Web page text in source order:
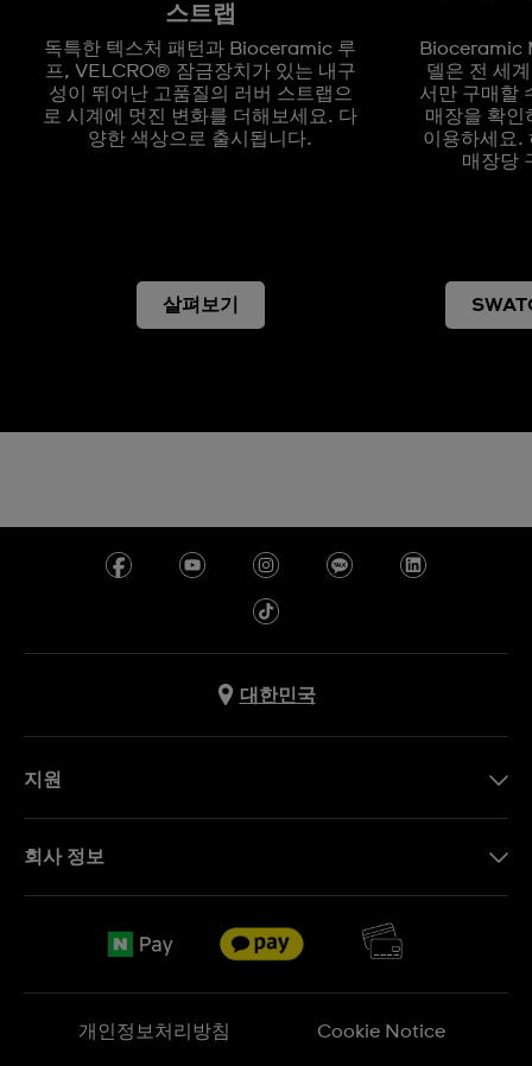
스트랩
독특한 텍스처 패턴과 Bioceramic 루
프, VELCRO® 잠금장치가 있는 내구
성이 뛰어난 고품질의 러버 스트랩으
로 시계에 멋진 변화를 더해보세요. 다
양한 색상으로 출시됩니다.
살펴보기
Bioceramic
델은 전 세
서만 구매할
매장을 확인
이용하세요.
매장당
대한민국
지원
FAQ
반품 정책
회사 정보
Sitemap
개인정보처리방침 Cookie Notice